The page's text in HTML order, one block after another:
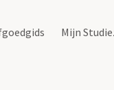
Mijn